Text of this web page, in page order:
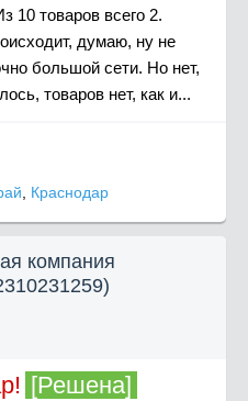
10 товаров всего 2.
думаю, ну не
большой сети. Но нет,
товаров нет, как и...
Краснодар
компания
[Решена]